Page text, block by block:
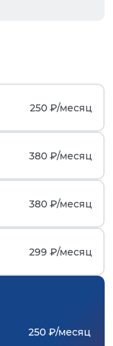
250 ₽/месяц
380 ₽/месяц
380 ₽/месяц
299 ₽/месяц
250 ₽/месяц